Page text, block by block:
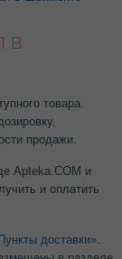
в
товара.
продажи.
Apteka.COM и
и оплатить
доставки»